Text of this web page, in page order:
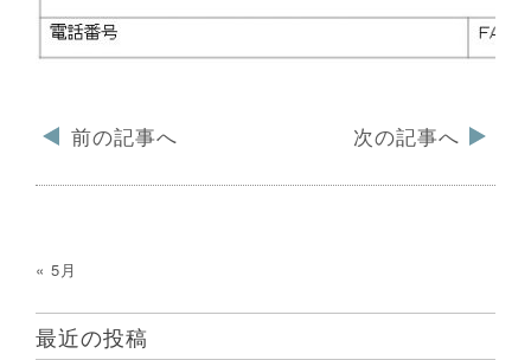
前の記事へ 次の記事へ
« 5月
最近の投稿